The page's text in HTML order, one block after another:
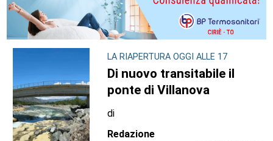
LA RIAPERTURA OGGI ALLE 17
Di nuovo transitabile il
ponte di Villanova
di
Redazione